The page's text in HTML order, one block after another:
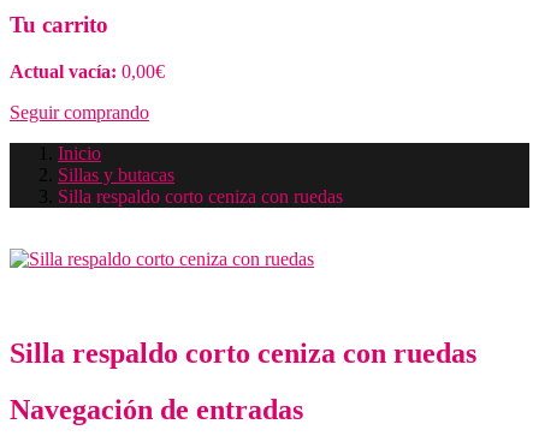
Tu carrito
Actual vacía: 0,00€
Seguir comprando
Inicio
Sillas y butacas
Silla respaldo corto ceniza con ruedas
Silla respaldo corto ceniza con ruedas
Navegación de entradas